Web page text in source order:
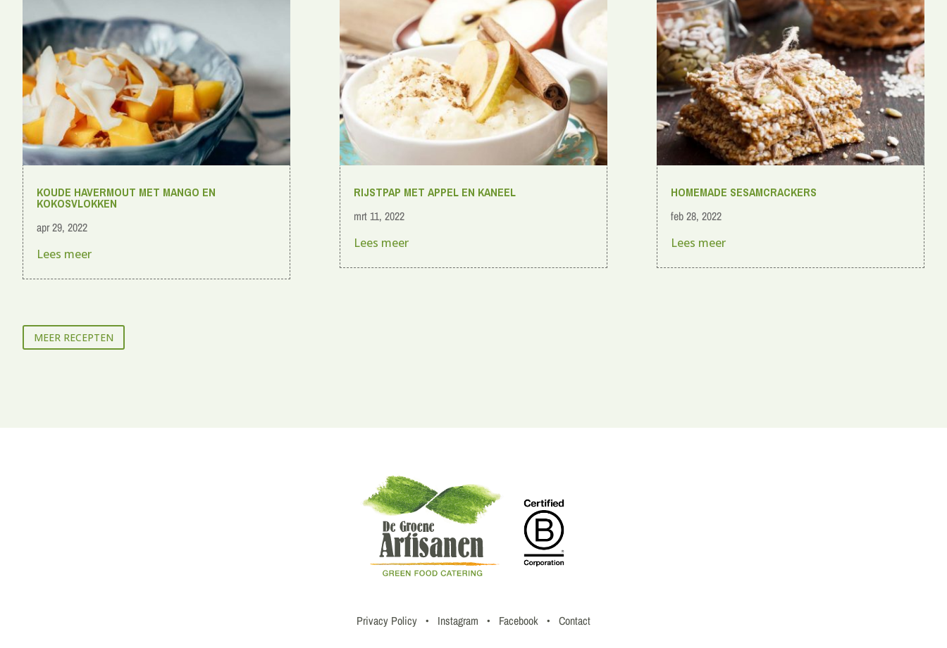
KOUDE HAVERMOUT MET MANGO EN
KOKOSVLOKKEN
apr 29, 2022
Lees meer
RIJSTPAP MET APPEL EN KANEEL
mrt 11, 2022
Lees meer
HOMEMADE SESAMCRACKERS
feb 28, 2022
Lees meer
MEER RECEPTEN
Privacy Policy • Instagram • Facebook • Contact